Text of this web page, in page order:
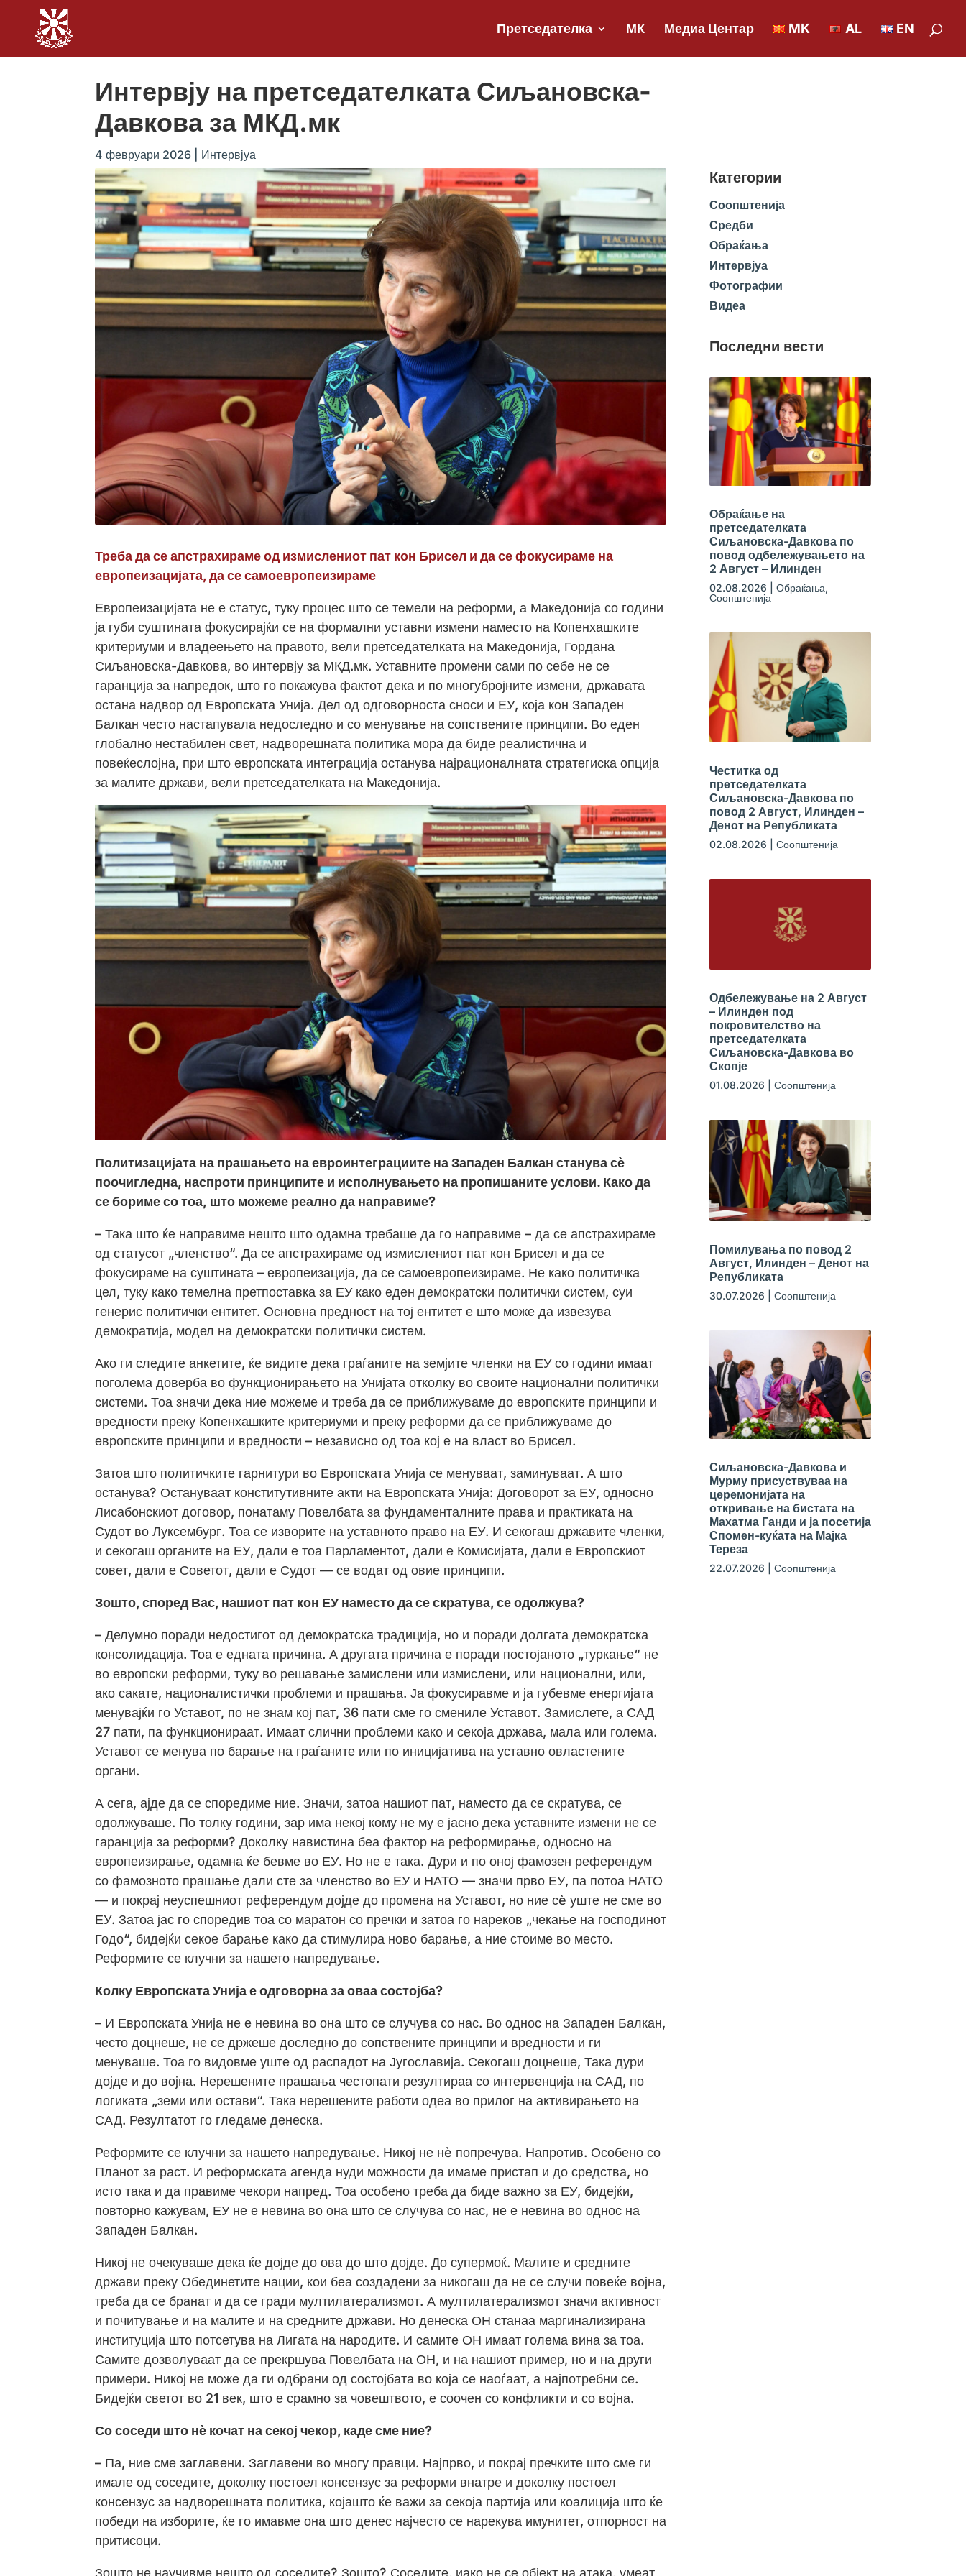
Претседателка МК Медиа Центар MK AL EN
Интервју на претседателката Сиљановска-
Давкова за МКД.мк
4 февруари 2026 Интервјуа
Треба да се апстрахираме од измислениот пат кон Брисел и да се фокусираме на
европеизацијата, да се самоевропеизираме
Европеизацијата не е статус, туку процес што се темели на реформи, а Македонија со години
ја губи суштината фокусирајќи се на формални уставни измени наместо на Копенхашките
критериуми и владеењето на правото, вели претседателката на Македонија, Гордана
Сиљановска-Давкова, во интервју за МКД.мк. Уставните промени сами по себе не се
гаранција за напредок, што го покажува фактот дека и по многубројните измени, државата
остана надвор од Европската Унија. Дел од одговорноста сноси и ЕУ, која кон Западен
Балкан често настапувала недоследно и со менување на сопствените принципи. Во еден
глобално нестабилен свет, надворешната политика мора да биде реалистична и
повеќеслојна, при што европската интеграција останува најрационалната стратегиска опција
за малите држави, вели претседателката на Македонија.
Политизацијата на прашањето на евроинтеграциите на Западен Балкан станува сѐ
поочигледна, наспроти принципите и исполнувањето на пропишаните услови. Како да
се бориме со тоа, што можеме реално да направиме?
– Така што ќе направиме нешто што одамна требаше да го направиме – да се апстрахираме
од статусот „членство“. Да се апстрахираме од измислениот пат кон Брисел и да се
фокусираме на суштината – европеизација, да се самоевропеизираме. Не како политичка
цел, туку како темелна претпоставка за ЕУ како еден демократски политички систем, суи
генерис политички ентитет. Основна предност на тој ентитет е што може да извезува
демократија, модел на демократски политички систем.
Ако ги следите анкетите, ќе видите дека граѓаните на земјите членки на ЕУ со години имаат
поголема доверба во функционирањето на Унијата отколку во своите национални политички
системи. Тоа значи дека ние можеме и треба да се приближуваме до европските принципи и
вредности преку Копенхашките критериуми и преку реформи да се приближуваме до
европските принципи и вредности – независно од тоа кој е на власт во Брисел.
Затоа што политичките гарнитури во Европската Унија се менуваат, заминуваат. А што
останува? Остануваат конститутивните акти на Европската Унија: Договорот за ЕУ, односно
Лисабонскиот договор, понатаму Повелбата за фундаменталните права и практиката на
Судот во Луксембург. Тоа се изворите на уставното право на ЕУ. И секогаш државите членки,
и секогаш органите на ЕУ, дали е тоа Парламентот, дали е Комисијата, дали е Европскиот
совет, дали е Советот, дали е Судот — се водат од овие принципи.
Зошто, според Вас, нашиот пат кон ЕУ наместо да се скратува, се одолжува?
– Делумно поради недостигот од демократска традиција, но и поради долгата демократска
консолидација. Тоа е едната причина. А другата причина е поради постојаното „туркање“ не
во европски реформи, туку во решавање замислени или измислени, или национални, или,
ако сакате, националистички проблеми и прашања. Ја фокусиравме и ја губевме енергијата
менувајќи го Уставот, по не знам кој пат, 36 пати сме го смениле Уставот. Замислете, а САД
27 пати, па функционираат. Имаат слични проблеми како и секоја држава, мала или голема.
Уставот се менува по барање на граѓаните или по иницијатива на уставно овластените
органи.
А сега, ајде да се споредиме ние. Значи, затоа нашиот пат, наместо да се скратува, се
одолжуваше. По толку години, зар има некој кому не му е јасно дека уставните измени не се
гаранција за реформи? Доколку навистина беа фактор на реформирање, односно на
европеизирање, одамна ќе бевме во ЕУ. Но не е така. Дури и по оној фамозен референдум
со фамозното прашање дали сте за членство во ЕУ и НАТО — значи прво ЕУ, па потоа НАТО
— и покрај неуспешниот референдум дојде до промена на Уставот, но ние сè уште не сме во
ЕУ. Затоа јас го споредив тоа со маратон со пречки и затоа го нареков „чекање на господинот
Годо“, бидејќи секое барање како да стимулира ново барање, а ние стоиме во место.
Реформите се клучни за нашето напредување.
Колку Европската Унија е одговорна за оваа состојба?
– И Европската Унија не е невина во она што се случува со нас. Во однос на Западен Балкан,
често доцнеше, не се држеше доследно до сопствените принципи и вредности и ги
менуваше. Тоа го видовме уште од распадот на Југославија. Секогаш доцнеше, Така дури
дојде и до војна. Нерешените прашања честопати резултираа со интервенција на САД, по
логиката „земи или остави“. Така нерешените работи одеа во прилог на активирањето на
САД. Резултатот го гледаме денеска.
Реформите се клучни за нашето напредување. Никој не нè попречува. Напротив. Особено со
Планот за раст. И реформската агенда нуди можности да имаме пристап и до средства, но
исто така и да правиме чекори напред. Тоа особено треба да биде важно за ЕУ, бидејќи,
повторно кажувам, ЕУ не е невина во она што се случува со нас, не е невина во однос на
Западен Балкан.
Никој не очекуваше дека ќе дојде до ова до што дојде. До супермоќ. Малите и средните
држави преку Обединетите нации, кои беа создадени за никогаш да не се случи повеќе војна,
треба да се бранат и да се гради мултилатерализмот. А мултилатерализмот значи активност
и почитување и на малите и на средните држави. Но денеска ОН станаа маргинализирана
институција што потсетува на Лигата на народите. И самите ОН имаат голема вина за тоа.
Самите дозволуваат да се прекршува Повелбата на ОН, и на нашиот пример, но и на други
примери. Никој не може да ги одбрани од состојбата во која се наоѓаат, а најпотребни се.
Бидејќи светот во 21 век, што е срамно за човештвото, е соочен со конфликти и со војна.
Со соседи што нѐ кочат на секој чекор, каде сме ние?
– Па, ние сме заглавени. Заглавени во многу правци. Најпрво, и покрај пречките што сме ги
имале од соседите, доколку постоел консензус за реформи внатре и доколку постоел
консензус за надворешната политика, којашто ќе важи за секоја партија или коалиција што ќе
победи на изборите, ќе го имавме она што денес најчесто се нарекува имунитет, отпорност на
притисоци.
Зошто не научивме нешто од соседите? Зошто? Соседите, иако не се објект на атака, умеат
Категории
Соопштенија
Средби
Обраќања
Интервјуа
Фотографии
Видеа
Последни вести
Обраќање на
претседателката
Сиљановска-Давкова по
повод одбележувањето на
2 Август – Илинден
02.08.2026 Обраќања,
Соопштенија
Честитка од
претседателката
Сиљановска-Давкова по
повод 2 Август, Илинден –
Денот на Републиката
02.08.2026 Соопштенија
Одбележување на 2 Август
– Илинден под
покровителство на
претседателката
Сиљановска-Давкова во
Скопје
01.08.2026 Соопштенија
Помилувања по повод 2
Август, Илинден – Денот на
Републиката
30.07.2026 Соопштенија
Сиљановска-Давкова и
Мурму присуствуваа на
церемонијата на
откривање на бистата на
Махатма Ганди и ја посетија
Спомен-куќата на Мајка
Тереза
22.07.2026 Соопштенија